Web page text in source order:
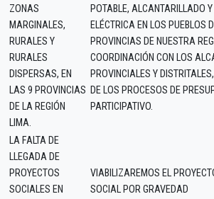
ZONAS
MARGINALES,
RURALES Y
RURALES
DISPERSAS, EN
LAS 9 PROVINCIAS
DE LA REGIÓN
LIMA.
POTABLE, ALCANTARILLADO
ELÉCTRICA EN LOS PUEBLOS
PROVINCIAS DE NUESTRA
COORDINACIÓN CON LOS
PROVINCIALES Y
DE LOS PROCESOS DE
PARTICIPATIVO.
LA FALTA DE
LLEGADA DE
PROYECTOS
SOCIALES EN
VIABILIZAREMOS EL
SOCIAL POR GRAVEDAD